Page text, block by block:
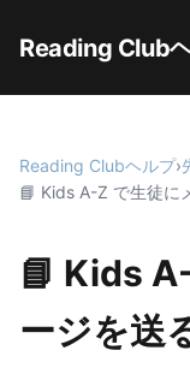
Reading Club
Reading Clubヘルプ›
📘 Kids A-Z で生徒に
📘 Kids
ージを送